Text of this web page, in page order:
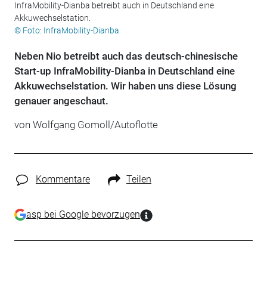
InfraMobility-Dianba betreibt auch in Deutschland eine
Akkuwechselstation.
© Foto: InfraMobility-Dianba
Neben Nio betreibt auch das deutsch-chinesische
Start-up InfraMobility-Dianba in Deutschland eine
Akkuwechselstation. Wir haben uns diese Lösung
genauer angeschaut.
von Wolfgang Gomoll/Autoflotte
Kommentare Teilen
asp bei Google bevorzugen